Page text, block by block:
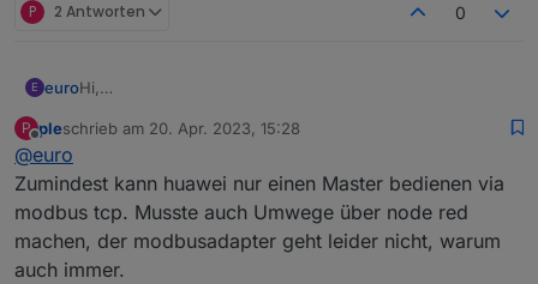
P 2 Antworten 0
E euroHi,
Dann käme das Script hier aus dem initialen Topic in
zuverlässig mit gefahren
wenn nicht, shop einen Lesekopf für den Hauptzähler
und lass die cfos dessen Infos zukommen lassen, wie
paar Posts zuvor beschrieben
den Huawei würde ich nicht direkt mit der cfos koppeln
Partner kommunzieren kann.
P pleschrieb am 20. Apr. 2023, 15:28
zuletzt editiert von
@euro
Zumindest kann huawei nur einen Master bedienen via
modbus tcp. Musste auch Umwege über node red
machen, der modbusadapter geht leider nicht, warum
auch immer.